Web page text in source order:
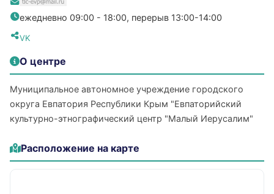
ежедневно 09:00 - 18:00, перерыв 13:00-14:00
VK
О центре
Муниципальное автономное учреждение городского
округа Евпатория Республики Крым "Евпаторийский
культурно-этнографический центр "Малый Иерусалим"
Расположение на карте